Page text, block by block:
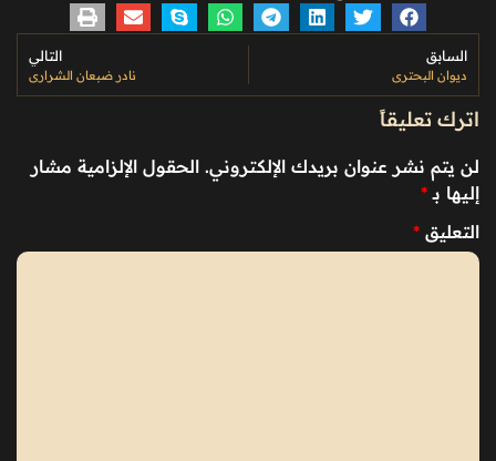
السابق
ديوان البحتري
التالي
نادر ضبعان الشراري
اترك تعليقاً
لن يتم نشر عنوان بريدك الإلكتروني. الحقول الإلزامية مشار
إليها بـ *
التعليق *